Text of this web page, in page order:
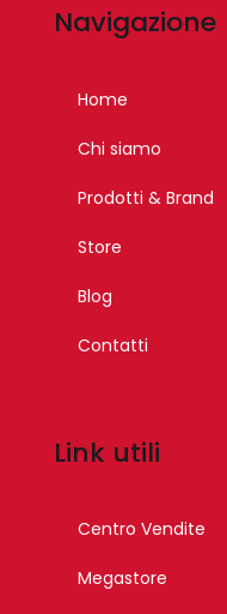
Navigazione
Home
Chi siamo
Prodotti & Brand
Store
Blog
Contatti
Link utili
Centro Vendite
Megastore